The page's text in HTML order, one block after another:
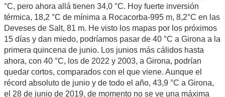
°C, pero ahora allá tienen 34,0 °C. Hoy fuerte inversión
térmica, 18,2 °C de mínima a Rocacorba-995 m, 8,2°C en las
Deveses de Salt, 81 m. He visto los mapas por los próximos
15 días y dan miedo, podríamos pasar de 40 °C a Girona a la
primera quincena de junio. Los junios más cálidos hasta
ahora, con 40 °C, los de 2022 y 2003, a Girona, podrían
quedar cortos, comparados con el que viene. Aunque el
récord absoluto de junio y de todo el año, 43,9 °C a Girona,
el 28 de junio de 2019, de momento no se ve una máxima